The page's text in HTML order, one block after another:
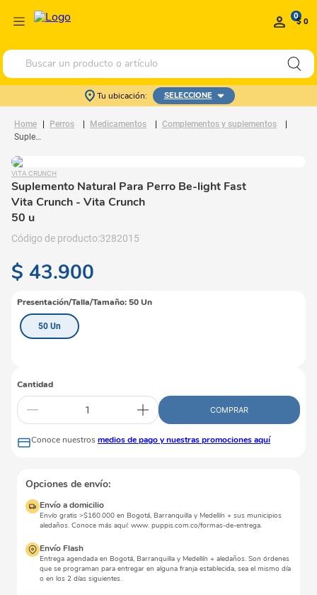
0$ 0
Buscar un producto o artículo
Tu ubicación: SELECCIONE
Perros Medicamentos
Complementos y suplementos
Suplemento Natural Para Perro Be-light Fast Vita Crunch
VITA CRUNCH
Suplemento Natural Para Perro Be-light Fast
Vita Crunch - Vita Crunch
50 u
3282015
$ 43.900
Presentación/Talla/Tamaño:50 Un
50 Un
Cantidad
COMPRAR
Conoce nuestros medios de pago y nuestras promociones aquí
Opciones de envío:
Envío a domicilio
Envío gratis >$160.000 en Bogotá, Barranquilla y Medellín + sus municipios
aledaños. Conoce más aquí: www. puppis.com.co/formas-de-entrega.
Envío Flash
Entrega agendada en Bogotá, Barranquilla y Medellín + aledaños. Son órdenes
que se programan para entregar en alguna franja establecida, sea el mismo día
o en los 2 días siguientes.